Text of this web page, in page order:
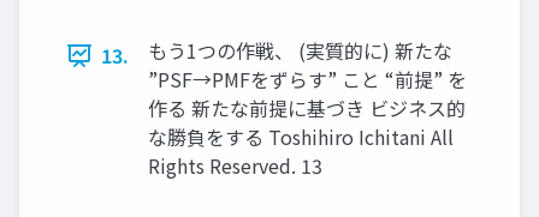
13.
もう1つの作戦、 (実質的に) 新たな
”PSF→PMFをずらす” こと “前提” を
作る 新たな前提に基づき ビジネス的
な勝負をする Toshihiro Ichitani All
Rights Reserved. 13